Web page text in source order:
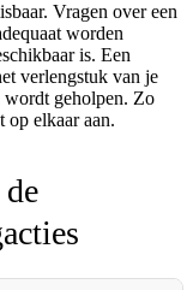
Vragen over een
worden
is. Een
verlengstuk van je
wordt geholpen. Zo
op elkaar aan.